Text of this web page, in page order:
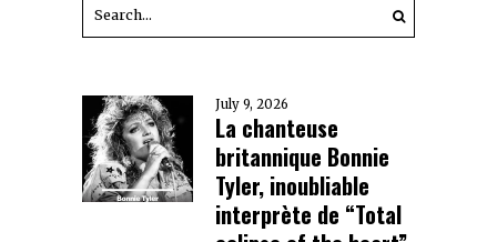
July 9, 2026
La chanteuse
britannique Bonnie
Tyler, inoubliable
interprète de “Total